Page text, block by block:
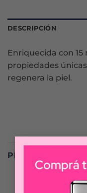
DESCRIPCIÓN
Enriquecida con
propiedades
regenera la piel.
PRODUCTOS